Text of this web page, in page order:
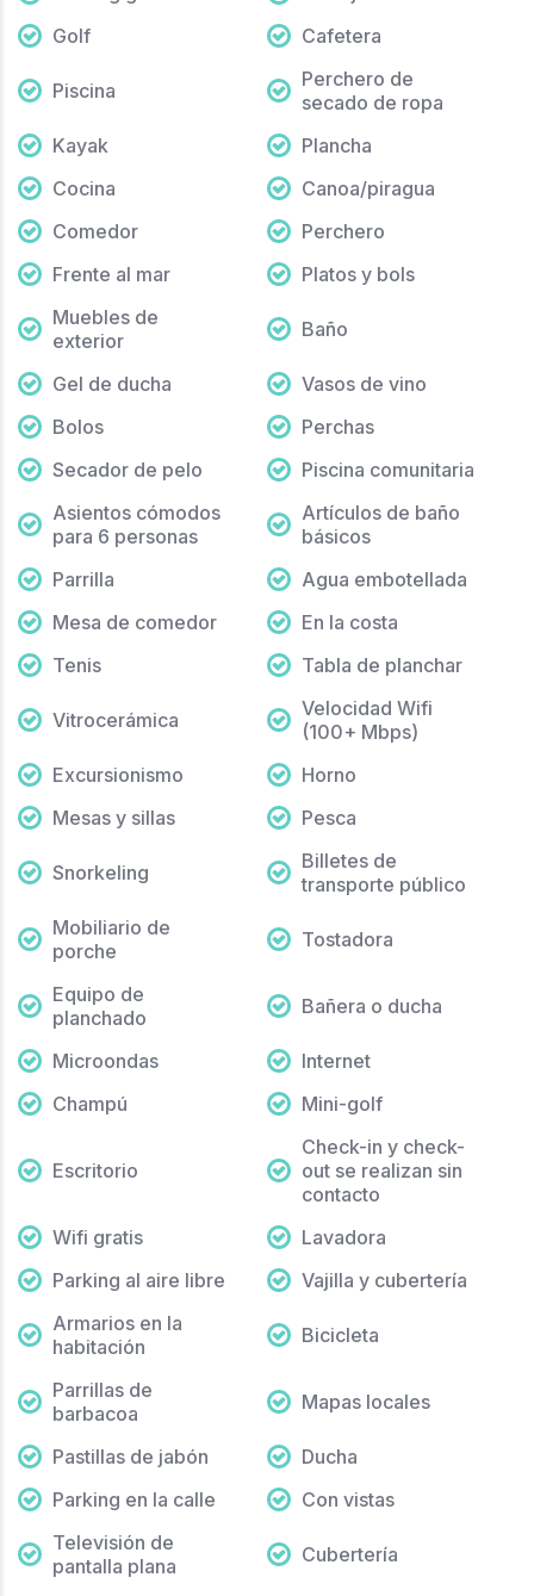
Golf
Cafetera
Piscina
Perchero de
secado de ropa
Kayak
Plancha
Cocina
Canoa/piragua
Comedor
Perchero
Frente al mar
Platos y bols
Muebles de
exterior
Baño
Gel de ducha
Vasos de vino
Bolos
Perchas
Secador de pelo
Piscina comunitaria
Asientos cómodos
para 6 personas
Artículos de baño
básicos
Parrilla
Agua embotellada
Mesa de comedor
En la costa
Tenis
Tabla de planchar
Vitrocerámica
Velocidad Wifi
(100+ Mbps)
Excursionismo
Horno
Mesas y sillas
Pesca
Snorkeling
Billetes de
transporte público
Mobiliario de
porche
Tostadora
Equipo de
planchado
Bañera o ducha
Microondas
Internet
Champú
Mini-golf
Escritorio
Check-in y check-
out se realizan sin
contacto
Wifi gratis
Lavadora
Parking al aire libre
Vajilla y cubertería
Armarios en la
habitación
Bicicleta
Parrillas de
barbacoa
Mapas locales
Pastillas de jabón
Ducha
Parking en la calle
Con vistas
Televisión de
pantalla plana
Cubertería